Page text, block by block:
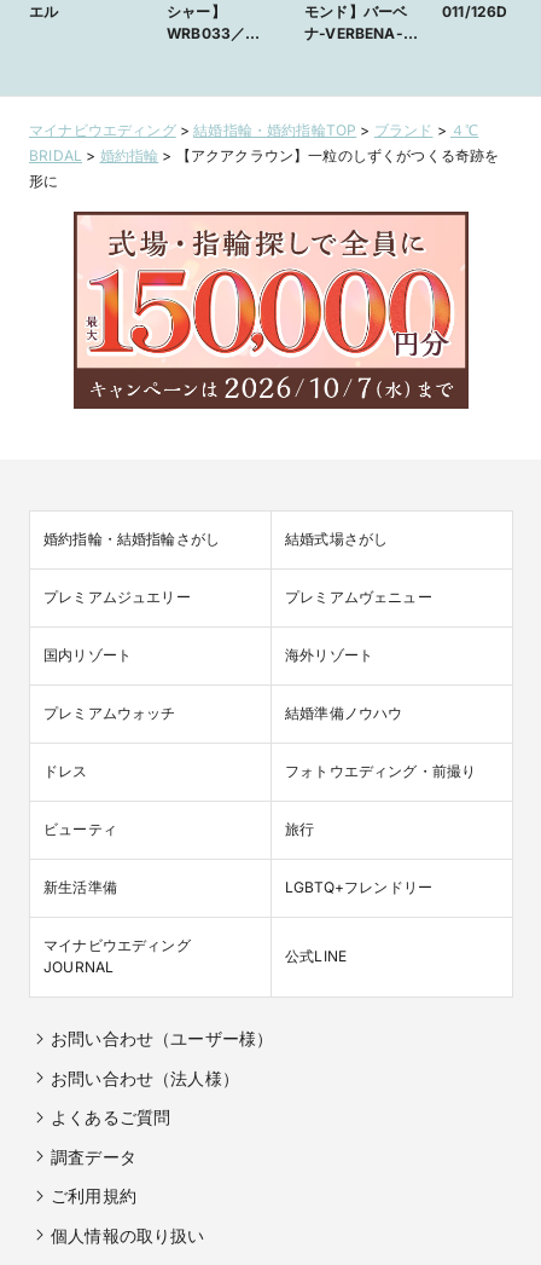
エル
シャー】
WRB033／
モンド】バーベ
ナ-VERBENA-
011/126D
マイナビウエディング>結婚指輪・婚約指輪TOP > ブランド > ４℃
BRIDAL > 婚約指輪 >
【アクアクラウン】一粒のしずくがつくる奇跡を
形に
婚約指輪・結婚指輪さがし 結婚式場さがし
プレミアムジュエリー プレミアムヴェニュー
国内リゾート 海外リゾート
プレミアムウォッチ 結婚準備ノウハウ
ドレス フォトウエディング・前撮り
ビューティ 旅行
新生活準備 LGBTQ+フレンドリー
マイナビウエディング
JOURNAL
公式LINE
お問い合わせ（ユーザー様）
お問い合わせ（法人様）
よくあるご質問
調査データ
ご利用規約
個人情報の取り扱い